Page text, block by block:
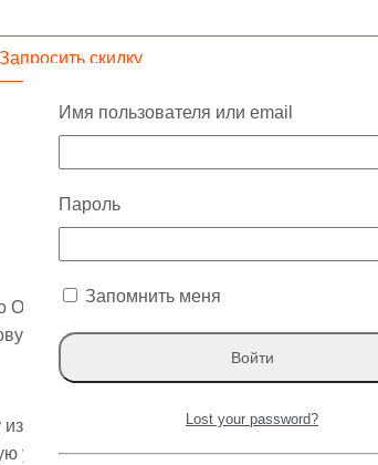
Запросить скидку
от Varman.pro! Эта порода дерева не
историю и неповторимый шарм.
выбрав слэб Грецкого Ореха
утонченность.
Имя пользователя или email
Пароль
Запомнить меня
Lost your password?